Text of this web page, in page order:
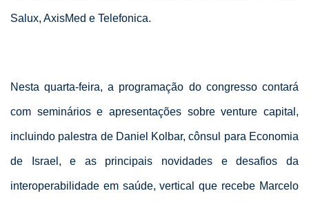
Salux, AxisMed e Telefonica.
Nesta quarta-feira, a programação do congresso contará
com seminários e apresentações sobre venture capital,
incluindo palestra de Daniel Kolbar, cônsul para Economia
de Israel, e as principais novidades e desafios da
interoperabilidade em saúde, vertical que recebe Marcelo